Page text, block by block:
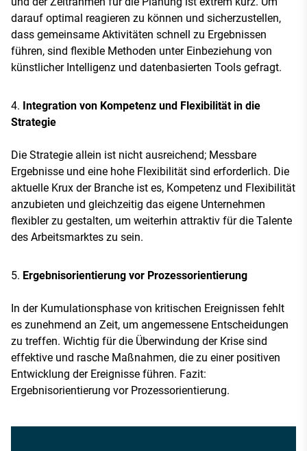
darauf optimal reagieren zu können und sicherzustellen,
dass gemeinsame Aktivitäten schnell zu Ergebnissen
führen, sind flexible Methoden unter Einbeziehung von
künstlicher Intelligenz und datenbasierten Tools gefragt.
Integration von Kompetenz und Flexibilität in die
Strategie
Die Strategie allein ist nicht ausreichend; Messbare
Ergebnisse und eine hohe Flexibilität sind erforderlich. Die
aktuelle Krux der Branche ist es, Kompetenz und Flexibilität
anzubieten und gleichzeitig das eigene Unternehmen
flexibler zu gestalten, um weiterhin attraktiv für die Talente
des Arbeitsmarktes zu sein.
Ergebnisorientierung vor Prozessorientierung
In der Kumulationsphase von kritischen Ereignissen fehlt
es zunehmend an Zeit, um angemessene Entscheidungen
zu treffen. Wichtig für die Überwindung der Krise sind
effektive und rasche Maßnahmen, die zu einer positiven
Entwicklung der Ereignisse führen. Fazit:
Ergebnisorientierung vor Prozessorientierung.